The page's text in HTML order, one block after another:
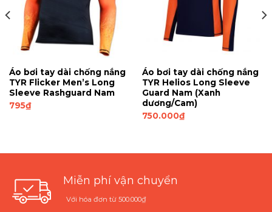
Áo bơi tay dài chống nắng
TYR Flicker Men’s Long
Sleeve Rashguard Nam
795₫
Áo bơi tay dài chống nắng
TYR Helios Long Sleeve
Guard Nam (Xanh
dương/Cam)
750.000₫
Miễn phí vận chuyển
Với hóa đơn từ 500.000₫